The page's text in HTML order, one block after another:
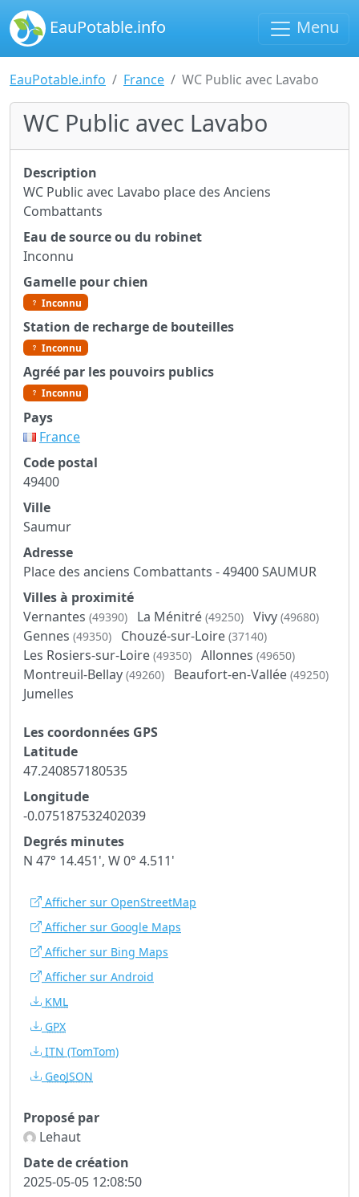
EauPotable.info Menu
EauPotable.info France WC Public avec Lavabo
WC Public avec Lavabo
Description
WC Public avec Lavabo place des Anciens
Combattants
Eau de source ou du robinet
Inconnu
Gamelle pour chien
Inconnu
Station de recharge de bouteilles
Inconnu
Agréé par les pouvoirs publics
Inconnu
Pays
France
Code postal
49400
Ville
Saumur
Adresse
Place des anciens Combattants - 49400 SAUMUR
Villes à proximité
Vernantes (49390) La Ménitré (49250) Vivy (49680)
Gennes (49350) Chouzé-sur-Loire (37140)
Les Rosiers-sur-Loire (49350) Allonnes (49650)
Montreuil-Bellay (49260) Beaufort-en-Vallée (49250)
Jumelles
Les coordonnées GPS
Latitude
47.240857180535
Longitude
-0.075187532402039
Degrés minutes
N 47° 14.451', W 0° 4.511'
Afficher sur OpenStreetMap
Afficher sur Google Maps
Afficher sur Bing Maps
Afficher sur Android
KML
GPX
ITN (TomTom)
GeoJSON
Proposé par
Lehaut
Date de création
2025-05-05 12:08:50